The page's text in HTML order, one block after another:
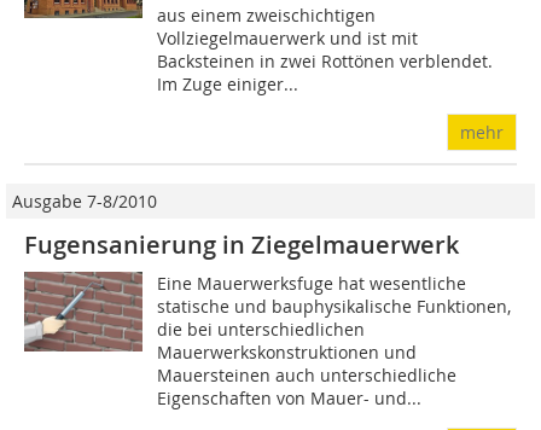
aus einem zweischichtigen
Vollziegelmauerwerk und ist mit
Backsteinen in zwei Rottönen verblendet.
Im Zuge einiger...
mehr
Ausgabe 7-8/2010
Fugensanierung in Ziegelmauerwerk
Eine Mauerwerksfuge hat wesentliche
statische und bauphysikalische Funktionen,
die bei unterschiedlichen
Mauerwerkskonstruktionen und
Mauersteinen auch unterschiedliche
Eigenschaften von Mauer- und...